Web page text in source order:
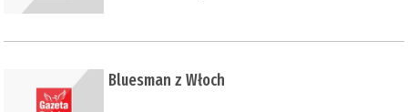
​Bluesman z Włoch